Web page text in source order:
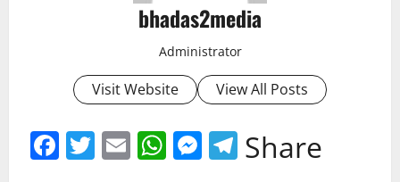
bhadas2media
Administrator
Visit Website View All Posts
Facebook
Twitter
EmailWhatsApp
Messenger
Telegram
Share